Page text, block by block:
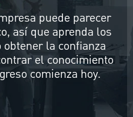
puede parecer
así que aprenda los
la confianza
el conocimiento
comienza hoy.